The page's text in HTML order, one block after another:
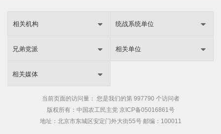
相关机构 统战系统单位
兄弟党派 相关单位
相关媒体
当前页面的访问量： 您是我们的第 997790 个访问者
版权所有：中国农工民主党 京ICP备05016861号
地址：北京市东城区安定门外大街55号 邮编：100011